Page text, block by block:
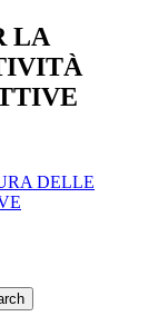
LA
DELLE